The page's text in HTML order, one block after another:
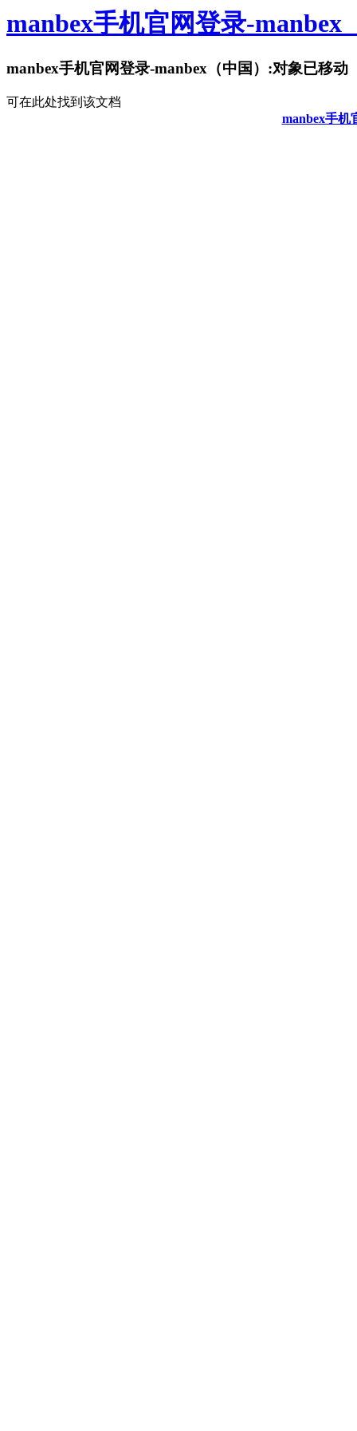
manbex手机官网登录-manbex
manbex手机官网登录-manbex（中国）:对象已移动
可在此处找到该文档
manbex手机